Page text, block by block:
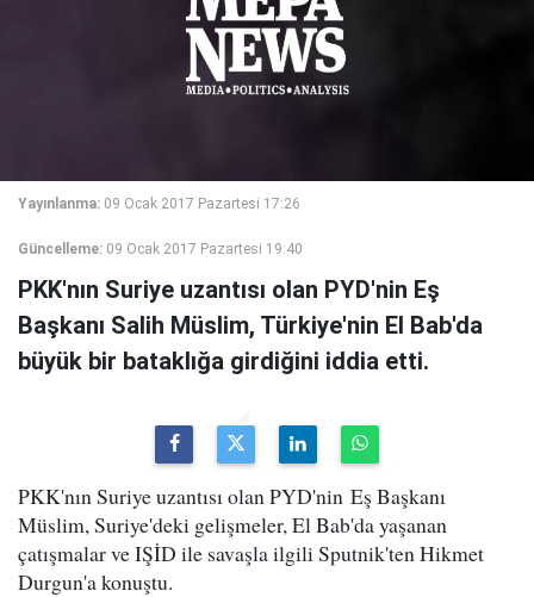
Yayınlanma: 09 Ocak 2017 Pazartesi 17:26
Güncelleme: 09 Ocak 2017 Pazartesi 19:40
PKK'nın Suriye uzantısı olan PYD'nin Eş
Başkanı Salih Müslim, Türkiye'nin El Bab'da
büyük bir bataklığa girdiğini iddia etti.
PKK'nın Suriye uzantısı olan PYD'nin Eş Başkanı
Müslim, Suriye'deki gelişmeler, El Bab'da yaşanan
çatışmalar ve IŞİD ile savaşla ilgili Sputnik'ten Hikmet
Durgun'a konuştu.